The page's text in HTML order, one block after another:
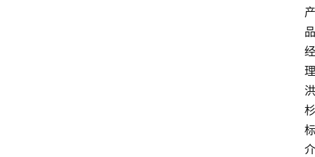
产
品
经
理
洪
杉
标
介